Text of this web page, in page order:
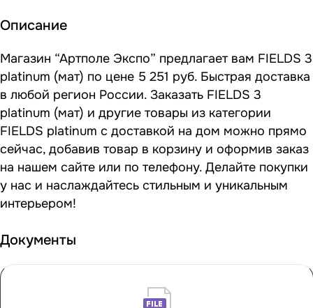
Описание
Магазин “Артполе Экспо” предлагает вам FIELDS 3
platinum (мат) по цене 5 251 руб. Быстрая доставка
в любой регион России. Заказать FIELDS 3
platinum (мат) и другие товары из категории
FIELDS platinum с доставкой на дом можно прямо
сейчас, добавив товар в корзину и оформив заказ
на нашем сайте или по телефону. Делайте покупки
у нас и наслаждайтесь стильным и уникальным
интерьером!
Документы